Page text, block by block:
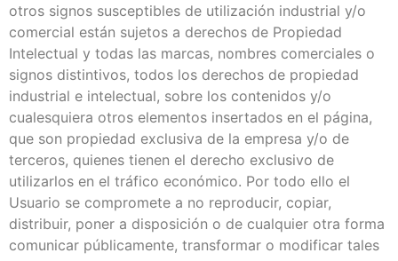
otros signos susceptibles de utilización industrial y/o
comercial están sujetos a derechos de Propiedad
Intelectual y todas las marcas, nombres comerciales o
signos distintivos, todos los derechos de propiedad
industrial e intelectual, sobre los contenidos y/o
cualesquiera otros elementos insertados en el página,
que son propiedad exclusiva de la empresa y/o de
terceros, quienes tienen el derecho exclusivo de
utilizarlos en el tráfico económico. Por todo ello el
Usuario se compromete a no reproducir, copiar,
distribuir, poner a disposición o de cualquier otra forma
comunicar públicamente, transformar o modificar tales